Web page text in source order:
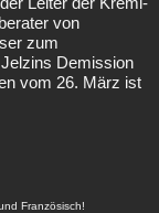
von
zum
Demission
vom 26. März ist
Französisch!